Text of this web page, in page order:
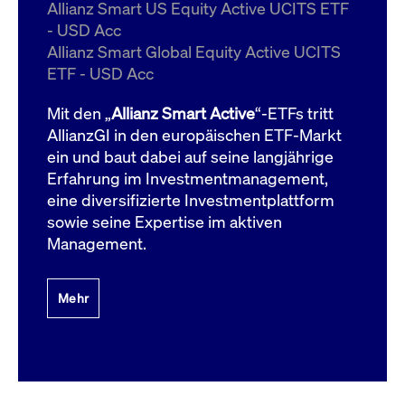
Allianz Smart US Equity Active UCITS ETF
- USD Acc
Allianz Smart Global Equity Active UCITS
ETF - USD Acc
Mit den „Allianz Smart Active“-ETFs tritt
AllianzGI in den europäischen ETF-Markt
ein und baut dabei auf seine langjährige
Erfahrung im Investmentmanagement,
eine diversifizierte Investmentplattform
sowie seine Expertise im aktiven
Management.
Mehr
ApplicationGatewayAffinityCORS
boerse.com
Domain
bis